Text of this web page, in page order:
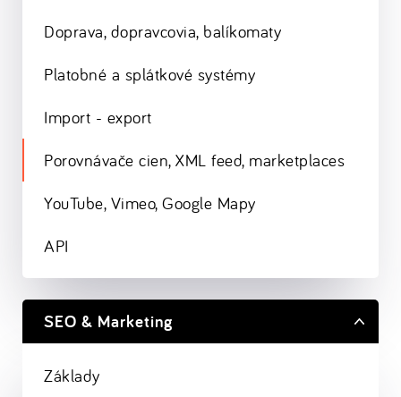
Doprava, dopravcovia, balíkomaty
Platobné a splátkové systémy
Import - export
Porovnávače cien, XML feed, marketplaces
YouTube, Vimeo, Google Mapy
API
SEO & Marketing
Základy